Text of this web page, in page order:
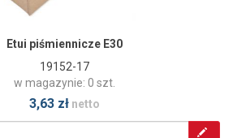
Etui piśmiennicze E30
19152-17
w magazynie: 0 szt.
3,63 złnetto